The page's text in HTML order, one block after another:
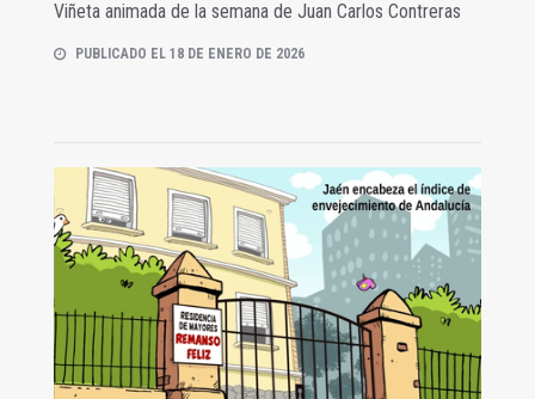
Viñeta animada de la semana de Juan Carlos Contreras
PUBLICADO EL 18 DE ENERO DE 2026